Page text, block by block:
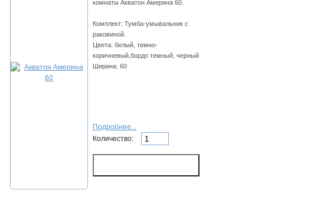
комнаты Акватон Америна 60.
Комплект: Тумба-умывальник с
раковиной.
Цвета: белый, темно-
коричневый,бордо темный, черный
Ширина: 60
Подробнее...
Количество: